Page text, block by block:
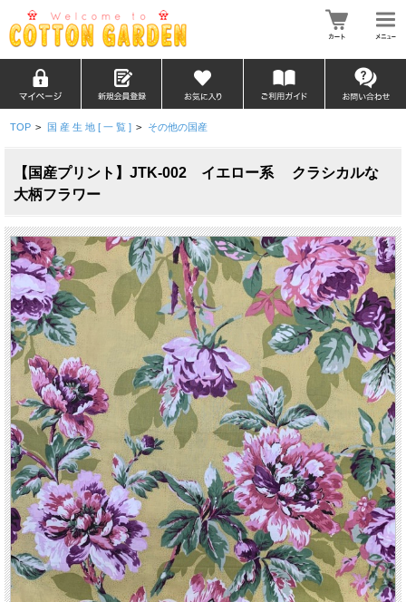
TOP > 国 産 生 地 [ 一 覧 ] > その他の国産
【国産プリント】JTK-002 イエロー系 クラシカルな
大柄フラワー